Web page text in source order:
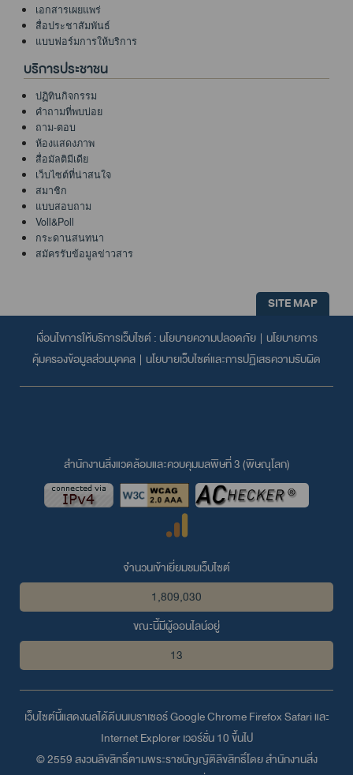
เอกสารเผยแพร่
สื่อประชาสัมพันธ์
แบบฟอร์มการให้บริการ
บริการประชาชน
ปฏิทินกิจกรรม
คำถามที่พบบ่อย
ถาม-ตอบ
ห้องแสดงภาพ
สื่อมัลติมีเดีย
เว็บไซต์ที่น่าสนใจ
สมาชิก
แบบสอบถาม
Voll&Poll
กระดานสนทนา
สมัครรับข้อมูลข่าวสาร
SITE MAP
เงื่อนไขการให้บริการเว็บไซต์ : นโยบายความปลอดภัย| นโยบายการ
คุ้มครองข้อมูลส่วนบุคคล | นโยบายเว็บไซต์และการปฏิเสธความรับผิด
สำนักงานสิ่งแวดล้อมและควบคุมมลพิษที่ 3 (พิษณุโลก)
จำนวนเข้าเยี่ยมชมเว็บไซต์
1,809,030
ขณะนี้มีผู้ออนไลน์อยู่
13
เว็บไซต์นี้แสดงผลได้ดีบนเบราเซอร์Google ChromeFirefoxSafariและ
Internet Explorerเวอร์ชั่น 10 ขึ้นไป
© 2559 สงวนลิขสิทธิ์ตามพระราชบัญญัติลิขสิทธิ์โดย สำนักงานสิ่ง